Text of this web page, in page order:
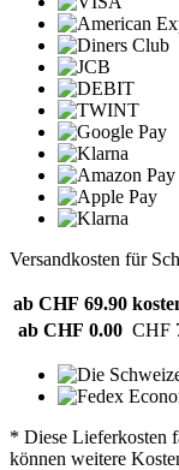
Versandkosten für
ab CHF 69.90
ab CHF 0.00 CHF
* Diese Lieferkosten
können weitere